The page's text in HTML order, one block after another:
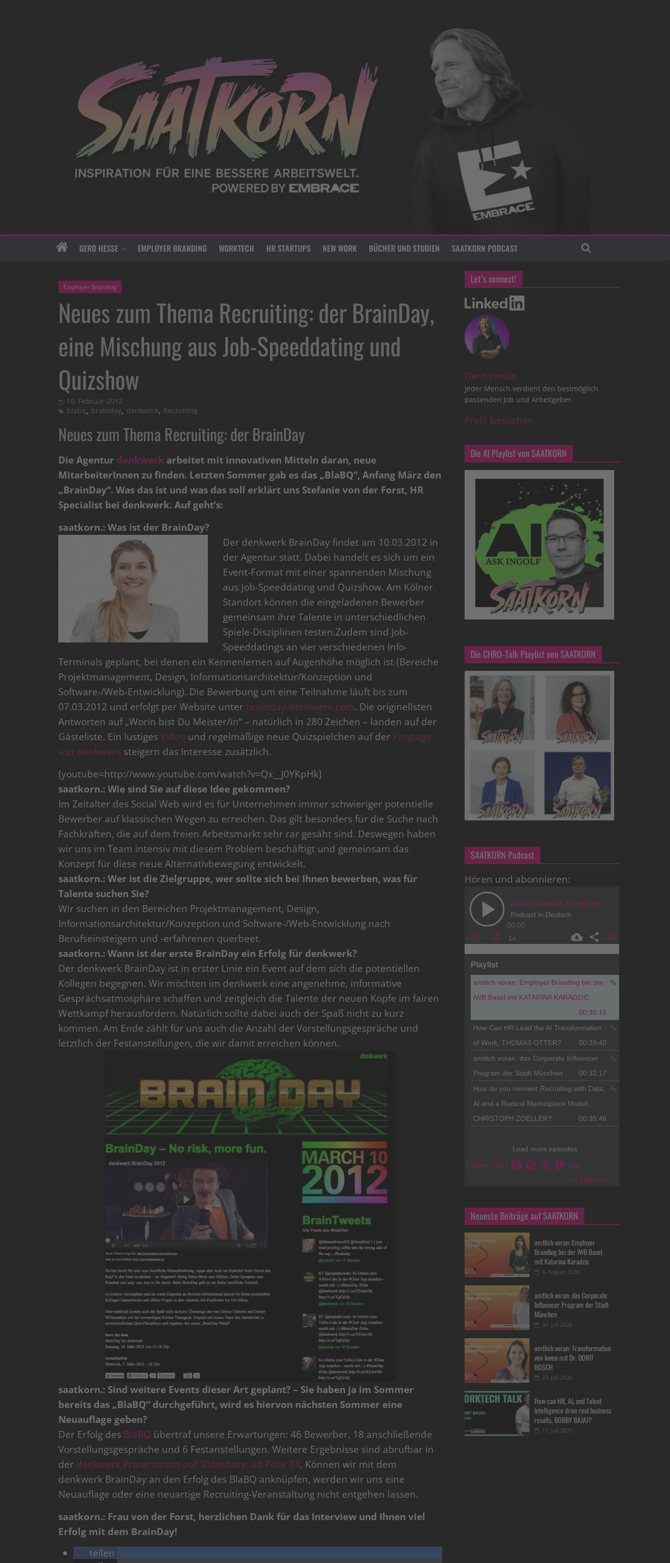
GERO HESSE EMPLOYER BRANDING WORKTECH HR STARTUPS NEW WORK BÜCHER UND STUDIEN SAATKORN PODCAST
Employer Branding
Neues zum Thema Recruiting: der BrainDay,
eine Mischung aus Job-Speeddating und
Quizshow
16. Februar 2012
blabq, brainday, denkwerk, Recruiting
Neues zum Thema Recruiting: der BrainDay
Die Agentur denkwerk arbeitet mit innovativen Mitteln daran, neue
MitarbeiterInnen zu finden. Letzten Sommer gab es das „BlaBQ“, Anfang März den
„BrainDay“. Was das ist und was das soll erklärt uns Stefanie von der Forst, HR
Specialist bei denkwerk. Auf geht’s:
saatkorn.: Was ist der BrainDay?
Der denkwerk BrainDay findet am 10.03.2012 in
der Agentur statt. Dabei handelt es sich um ein
Event-Format mit einer spannenden Mischung
aus Job-Speeddating und Quizshow. Am Kölner
Standort können die eingeladenen Bewerber
gemeinsam ihre Talente in unterschiedlichen
Spiele-Disziplinen testen.Zudem sind Job-
Speeddatings an vier verschiedenen Info-
Terminals geplant, bei denen ein Kennenlernen auf Augenhöhe möglich ist (Bereiche
Projektmanagement, Design, Informationsarchitektur/Konzeption und
Software-/Web-Entwicklung). Die Bewerbung um eine Teilnahme läuft bis zum
07.03.2012 und erfolgt per Website unter brainday.denkwerk.com. Die originellsten
Antworten auf „Worin bist Du Meister/in“ – natürlich in 280 Zeichen – landen auf der
Gästeliste. Ein lustiges Video und regelmäßige neue Quizspielchen auf der Fanpage
von denkwerk steigern das Interesse zusätzlich.
[youtube=http://www.youtube.com/watch?v=Qx__J0YKpHk]
saatkorn.: Wie sind Sie auf diese Idee gekommen?
Im Zeitalter des Social Web wird es für Unternehmen immer schwieriger potentielle
Bewerber auf klassischen Wegen zu erreichen. Das gilt besonders für die Suche nach
Fachkräften, die auf dem freien Arbeitsmarkt sehr rar gesäht sind. Deswegen haben
wir uns im Team intensiv mit diesem Problem beschäftigt und gemeinsam das
Konzept für diese neue Alternativbewegung entwickelt.
saatkorn.: Wer ist die Zielgruppe, wer sollte sich bei Ihnen bewerben, was für
Talente suchen Sie?
Wir suchen in den Bereichen Projektmanagement, Design,
Informationsarchitektur/Konzeption und Software-/Web-Entwicklung nach
Berufseinsteigern und -erfahrenen querbeet.
saatkorn.: Wann ist der erste BrainDay ein Erfolg für denkwerk?
Der denkwerk BrainDay ist in erster Linie ein Event auf dem sich die potentiellen
Kollegen begegnen. Wir möchten im denkwerk eine angenehme, informative
Gesprächsatmosphäre schaffen und zeitgleich die Talente der neuen Köpfe im fairen
Wettkampf herausfordern. Natürlich sollte dabei auch der Spaß nicht zu kurz
kommen. Am Ende zählt für uns auch die Anzahl der Vorstellungsgespräche und
letztlich der Festanstellungen, die wir damit erreichen können.
saatkorn.: Sind weitere Events dieser Art geplant? – Sie haben ja im Sommer
bereits das „BlaBQ“ durchgeführt, wird es hiervon nächsten Sommer eine
Neuauflage geben?
Der Erfolg des BlaBQ übertraf unsere Erwartungen: 46 Bewerber, 18 anschließende
Vorstellungsgespräche und 6 Festanstellungen. Weitere Ergebnisse sind abrufbar in
der denkwerk Präsentation auf Slideshare, ab Folie 24. Können wir mit dem
denkwerk BrainDay an den Erfolg des BlaBQ anknüpfen, werden wir uns eine
Neuauflage oder eine neuartige Recruiting-Veranstaltung nicht entgehen lassen.
saatkorn.: Frau von der Forst, herzlichen Dank für das Interview und Ihnen viel
Erfolg mit dem BrainDay!
teilen
Let’s connect!
Gero Hesse
Jeder Mensch verdient den bestmöglich
passenden Job und Arbeitgeber.
Profil besuchen
Die AI Playlist von SAATKORN
Die CHRO-Talk Playlist von SAATKORN
SAATKORN Podcast
Hören und abonnieren:
Neueste Beiträge auf SAATKORN
amtlich voran: Employer
Branding bei der IWB Basel
mit Katarina Karadzic
6. August 2026
amtlich voran: das Corporate
Influencer Program der Stadt
München
30. Juli 2026
amtlich voran: Transformation
von Innen mit Dr. DORIT
BOSCH
23. Juli 2026
How can HR, AI, and Talent
Intelligence drive real business
results, BOBBY BAJAJ?
17. Juli 2026